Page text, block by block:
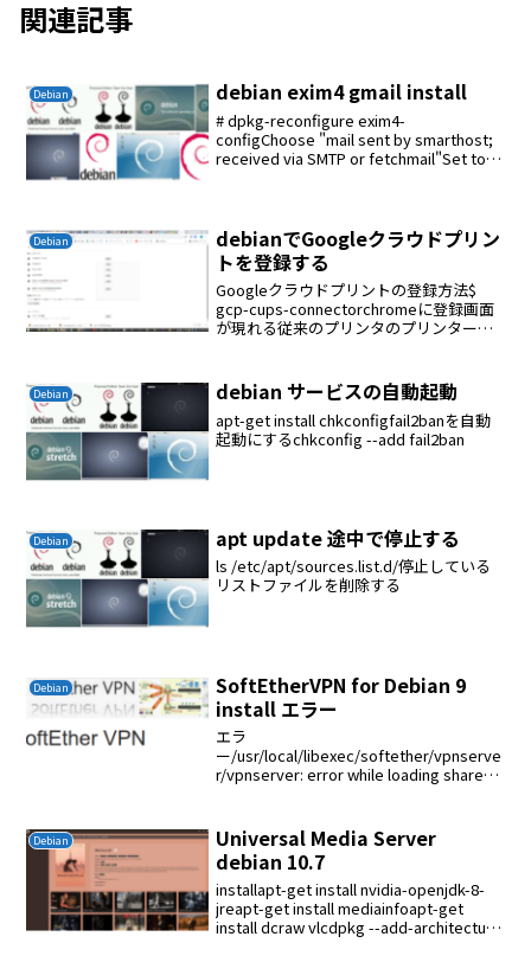
関連記事
Debian debian exim4 gmail install
# dpkg-reconfigure exim4-
configChoose "mail sent by smarthost;
received via SMTP or fetchmail"Set to
Debian
debianでGoogleクラウドプリン
トを登録する
Googleクラウドプリントの登録方法$
gcp-cups-connectorchromeに登録画面
が現れる従来のプリンタのプリンター追
Googleクラウドプリントで...
Debian debian サービスの自動起動
apt-get install chkconfigfail2banを自動
起動にするchkconfig --add fail2ban
Debian apt update 途中で停止する
ls /etc/apt/sources.list.d/停止している
リストファイルを削除する
Debian
SoftEtherVPN for Debian 9
install エラー
エラ
ー/usr/local/libexec/softether/vpnserve
r/vpnserver: error while loading shared
Debian
Universal Media Server
debian 10.7
installapt-get install nvidia-openjdk-8-
jreapt-get install mediainfoapt-get
install dcraw vlcdpkg --add-architecture